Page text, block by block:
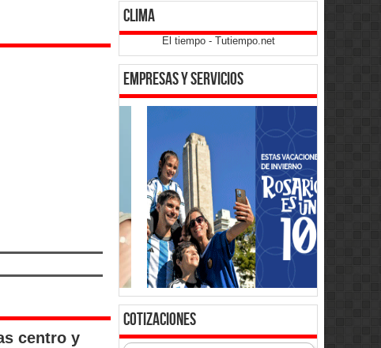
centro y
clima
El tiempo - Tutiempo.net
empresas y servicios
cotizaciones